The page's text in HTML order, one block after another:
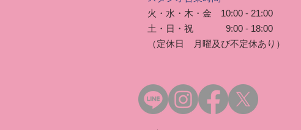
火・水・木・金 10:00 - 21:00
土・日・祝 9:00 - 18:00
（定休日 月曜及び不定休あり）